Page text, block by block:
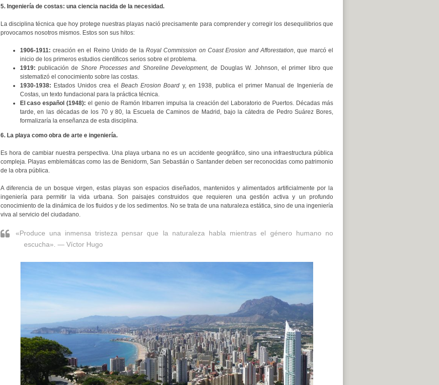
5. Ingeniería de costas: una ciencia nacida de la necesidad.
La disciplina técnica que hoy protege nuestras playas nació precisamente para comprender y corregir los desequilibrios que
provocamos nosotros mismos. Estos son sus hitos:
1906-1911: creación en el Reino Unido de laRoyal Commission on Coast Erosion and Afforestation , que marcó el
inicio de los primeros estudios científicos serios sobre el problema.
1919: publicación de Shore Processes and Shoreline Development, de Douglas W. Johnson, el primer libro que
sistematizó el conocimiento sobre las costas.
1930-1938: Estados Unidos crea el Beach Erosion Board y, en 1938, publica el primer Manual de Ingeniería de
Costas, un texto fundacional para la práctica técnica.
El caso español (1948): el genio de Ramón Iribarren impulsa la creación del Laboratorio de Puertos. Décadas más
tarde, en las décadas de los 70 y 80, la Escuela de Caminos de Madrid, bajo la cátedra de Pedro Suárez Bores,
formalizaría la enseñanza de esta disciplina.
6. La playa como obra de arte e ingeniería.
Es hora de cambiar nuestra perspectiva. Una playa urbana no es un accidente geográfico, sino una infraestructura pública
compleja. Playas emblemáticas como las de Benidorm, San Sebastián o Santander deben ser reconocidas como patrimonio
de la obra pública.
A diferencia de un bosque virgen, estas playas son espacios diseñados, mantenidos y alimentados artificialmente por la
ingeniería para permitir la vida urbana. Son paisajes construidos que requieren una gestión activa y un profundo
conocimiento de la dinámica de los fluidos y de los sedimentos. No se trata de una naturaleza estática, sino de una ingeniería
viva al servicio del ciudadano.
«Produce una inmensa tristeza pensar que la naturaleza habla mientras el género humano no
escucha». — Víctor Hugo